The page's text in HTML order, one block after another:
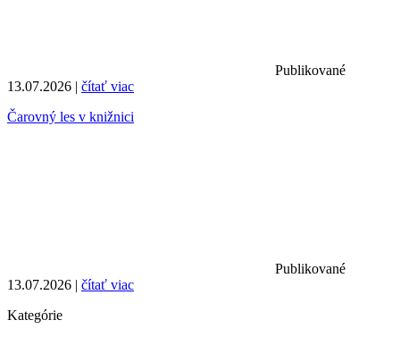
Publikované
13.07.2026 | čítať viac
Čarovný les v knižnici
Publikované
13.07.2026 | čítať viac
Kategórie